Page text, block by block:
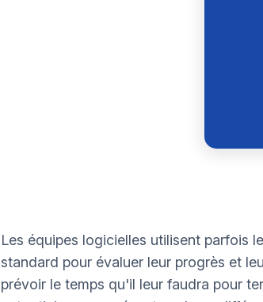
Les équipes logicielles utilisent parfois
standard pour évaluer leur progrès et
prévoir le temps qu'il leur faudra pour